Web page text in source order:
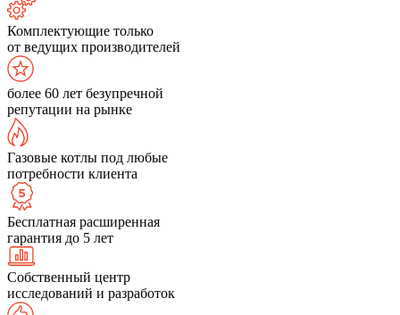
Комплектующие только
от ведущих производителей
более 60 лет безупречной
репутации на рынке
Газовые котлы под любые
потребности клиента
Бесплатная расширенная
гарантия до 5 лет
Собственный центр
исследований и разработок